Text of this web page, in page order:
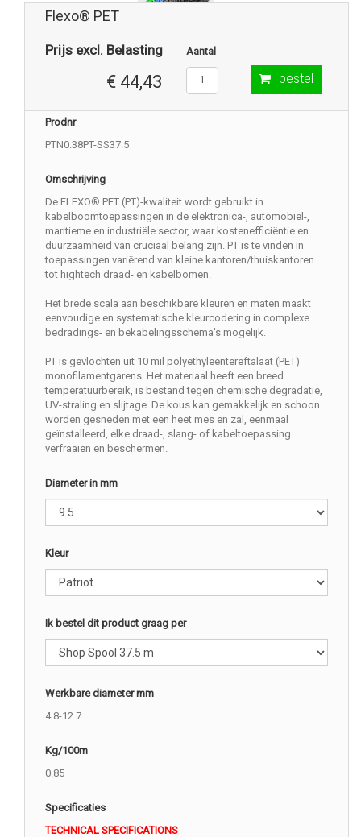
Flexo® PET
Prijs excl. Belasting
€ 44,43
Aantal
bestel
Prodnr
PTN0.38PT-SS37.5
Omschrijving
De FLEXO® PET (PT)-kwaliteit wordt gebruikt in
kabelboomtoepassingen in de elektronica-, automobiel-,
maritieme en industriële sector, waar kostenefficiëntie en
duurzaamheid van cruciaal belang zijn. PT is te vinden in
toepassingen variërend van kleine kantoren/thuiskantoren
tot hightech draad- en kabelbomen.
Het brede scala aan beschikbare kleuren en maten maakt
eenvoudige en systematische kleurcodering in complexe
bedradings- en bekabelingsschema's mogelijk.
PT is gevlochten uit 10 mil polyethyleentereftalaat (PET)
monofilamentgarens. Het materiaal heeft een breed
temperatuurbereik, is bestand tegen chemische degradatie,
UV-straling en slijtage. De kous kan gemakkelijk en schoon
worden gesneden met een heet mes en zal, eenmaal
geïnstalleerd, elke draad-, slang- of kabeltoepassing
verfraaien en beschermen.
Diameter in mm
Kleur
Ik bestel dit product graag per
Werkbare diameter mm
4.8-12.7
Kg/100m
0.85
Specificaties
TECHNICAL SPECIFICATIONS